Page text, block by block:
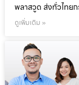
พลาสวูด ส่งทั่วไทย
ดูเพิ่มเติม »